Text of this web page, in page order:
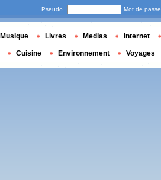
Pseudo Mot de passe
Musique Livres Medias Internet
Cuisine Environnement Voyages